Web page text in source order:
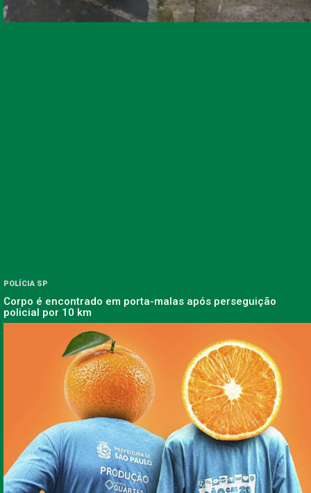
POLÍCIA SP
Corpo é encontrado em porta-malas após perseguição
policial por 10 km